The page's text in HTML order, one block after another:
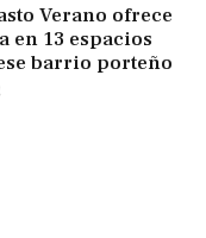
Verano ofrece
en 13 espacios
barrio porteño